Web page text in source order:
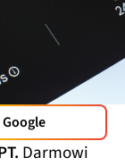
Darmowi